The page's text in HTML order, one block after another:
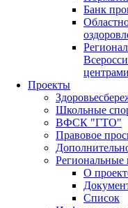
Банк
центрами
Проекты
Школьные
ВФСК "ГТО"
Правовое
О
Список